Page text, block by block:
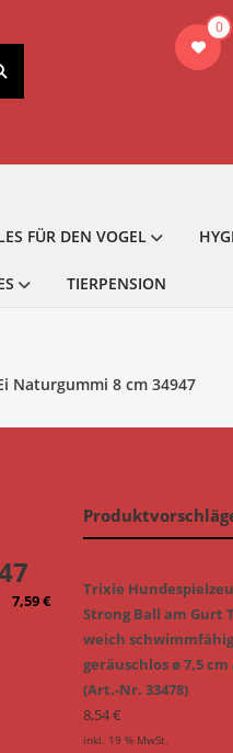
0
FÜR DEN VOGEL
TIERPENSION
Naturgummi 8 cm 34947
7,59€
Trixie
Strong Ball am Gurt
weich
geräuschlos ø 7,5 cm
(Art.-Nr. 33478)
8,54€
inkl. 19 % MwSt.